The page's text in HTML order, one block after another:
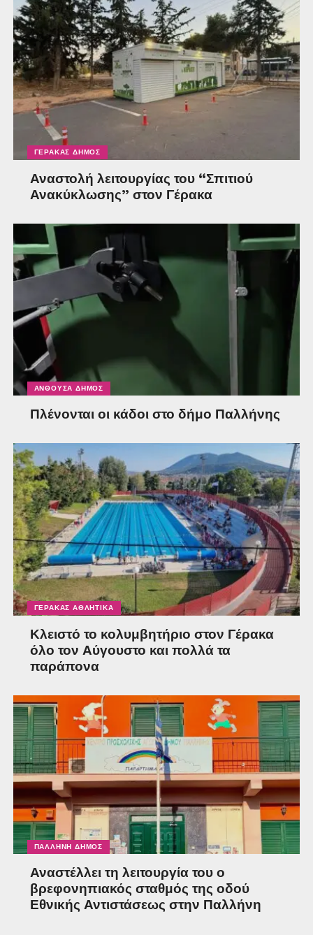
ΓΈΡΑΚΑΣ ΔΉΜΟΣ
Αναστολή λειτουργίας του “Σπιτιού
Ανακύκλωσης” στον Γέρακα
ΑΝΘΟΎΣΑ ΔΉΜΟΣ
Πλένονται οι κάδοι στο δήμο Παλλήνης
ΓΈΡΑΚΑΣ ΑΘΛΗΤΙΚΆ
Κλειστό το κολυμβητήριο στον Γέρακα
όλο τον Αύγουστο και πολλά τα
παράπονα
ΠΑΛΛΉΝΗ ΔΉΜΟΣ
Αναστέλλει τη λειτουργία του ο
βρεφονηπιακός σταθμός της οδού
Εθνικής Αντιστάσεως στην Παλλήνη